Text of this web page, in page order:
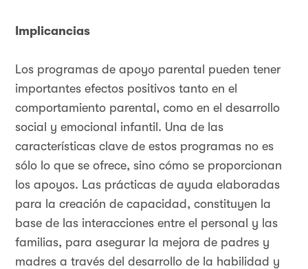
Implicancias
Los programas de apoyo parental pueden tener
importantes efectos positivos tanto en el
comportamiento parental, como en el desarrollo
social y emocional infantil. Una de las
características clave de estos programas no es
sólo lo que se ofrece, sino cómo se proporcionan
los apoyos. Las prácticas de ayuda elaboradas
para la creación de capacidad, constituyen la
base de las interacciones entre el personal y las
familias, para asegurar la mejora de padres y
madres a través del desarrollo de la habilidad y